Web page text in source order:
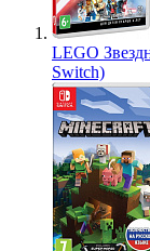
LEGO
Switch)